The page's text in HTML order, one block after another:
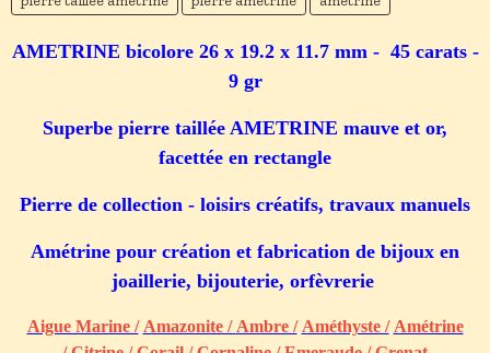
AMETRINE bicolore 26 x 19.2 x 11.7 mm - 45 carats -
9 gr
Superbe pierre taillée AMETRINE mauve et or,
facettée en rectangle
Pierre de collection - loisirs créatifs, travaux manuels
Amétrine pour création et fabrication de bijoux en
joaillerie, bijouterie, orfèvrerie
Aigue Marine / Amazonite / Ambre / Améthyste / Amétrine